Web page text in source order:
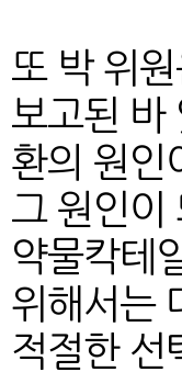
또 박 위
보고된 바
환의 원인
그 원인이
약물칵테
위해서는
적절한 선